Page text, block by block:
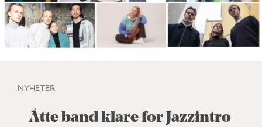
NYHETER
Åtte band klare for Jazzintro